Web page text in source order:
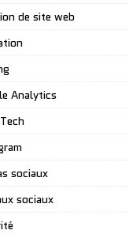
de site web
Analytics
sociaux
sociaux